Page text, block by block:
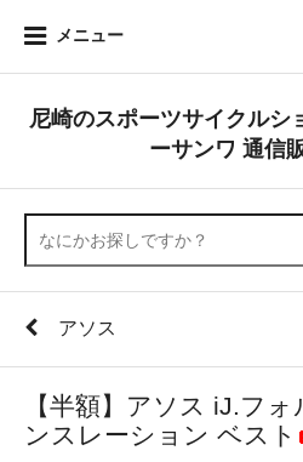
メニュー
尼崎のスポーツサイクルシ
ーサンワ 通信
アソス
【半額】アソス iJ.フ
ンスレーション ベスト